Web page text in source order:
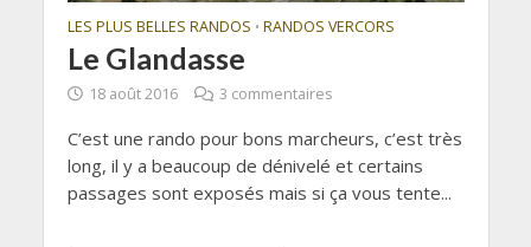
LES PLUS BELLES RANDOS • RANDOS VERCORS
Le Glandasse
18 août 2016 3 commentaires
C’est une rando pour bons marcheurs, c’est très
long, il y a beaucoup de dénivelé et certains
passages sont exposés mais si ça vous tente...